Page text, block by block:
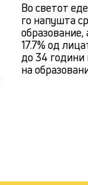
Во светот
го напушта
17.7% од
до 34 години
на